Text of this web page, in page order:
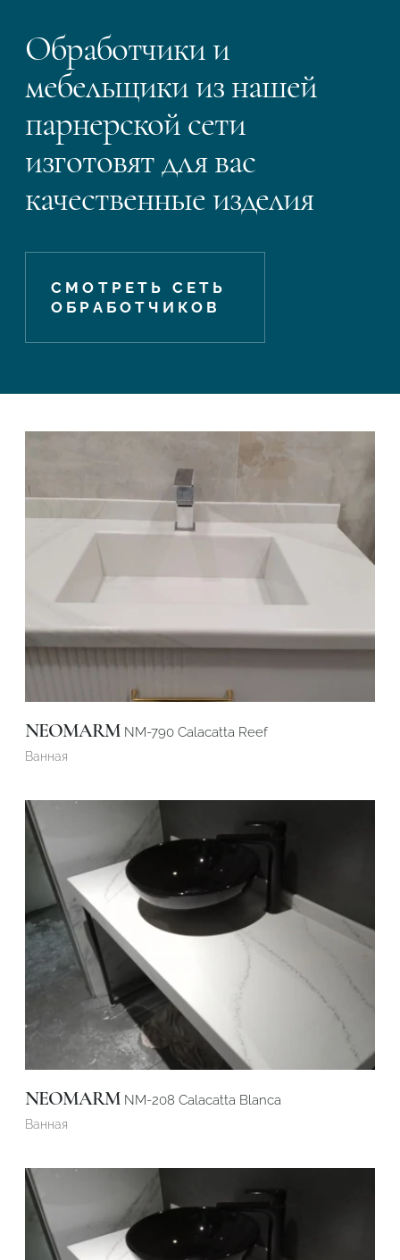
Обработчики и
мебельщики из нашей
парнерской сети
изготовят для вас
качественные изделия
СМОТРЕТЬ СЕТЬ
ОБРАБОТЧИКОВ
NEOMARM NM-790 Calacatta Reef
Ванная
NEOMARM NM-208 Calacatta Blanca
Ванная